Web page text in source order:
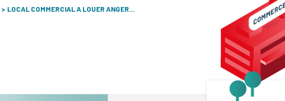
LOCAL COMMERCIAL A LOUER ANGER...